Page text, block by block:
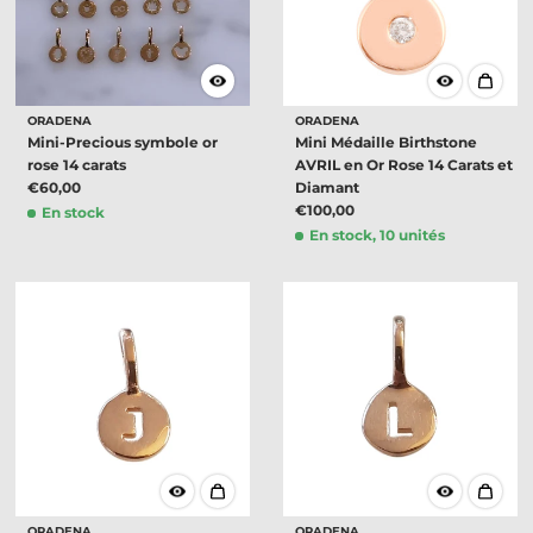
ORADENA
Mini-Precious symbole or
rose 14 carats
€60,00
En stock
ORADENA
Mini Médaille Birthstone
AVRIL en Or Rose 14 Carats et
Diamant
€100,00
En stock, 10 unités